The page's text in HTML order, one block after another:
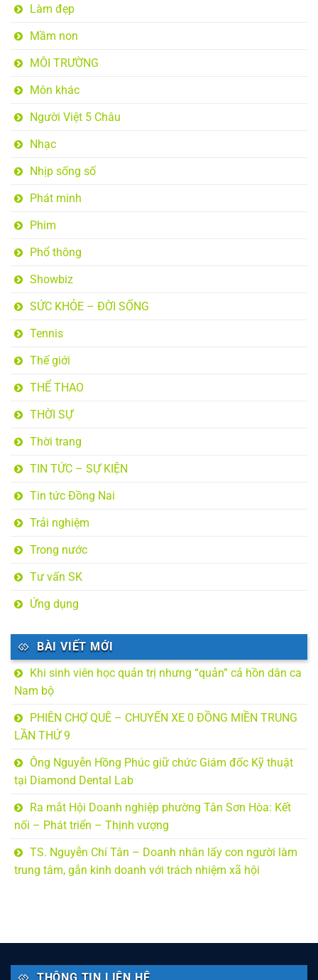
Làm đẹp
Mầm non
MÔI TRƯỜNG
Môn khác
Người Việt 5 Châu
Nhạc
Nhịp sống số
Phát minh
Phim
Phổ thông
Showbiz
SỨC KHỎE – ĐỜI SỐNG
Tennis
Thế giới
THỂ THAO
THỜI SỰ
Thời trang
TIN TỨC – SỰ KIỆN
Tin tức Đồng Nai
Trải nghiệm
Trong nước
Tư vấn SK
Ứng dụng
BÀI VIẾT MỚI
Khi sinh viên học quản trị nhưng “quản” cả hồn dân ca
Nam bộ
PHIÊN CHỢ QUÊ – CHUYẾN XE 0 ĐỒNG MIỀN TRUNG
LẦN THỨ 9
Ông Nguyễn Hồng Phúc giữ chức Giám đốc Kỹ thuật
tại Diamond Dental Lab
Ra mắt Hội Doanh nghiệp phường Tân Sơn Hòa: Kết
nối – Phát triển – Thịnh vượng
TS. Nguyễn Chí Tân – Doanh nhân lấy con người làm
trung tâm, gắn kinh doanh với trách nhiệm xã hội